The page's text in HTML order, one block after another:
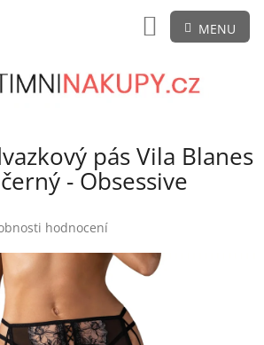
NÁKUPNÍ
KOŠÍK
pás Vila Blanes
- Obsessive
hodnocení